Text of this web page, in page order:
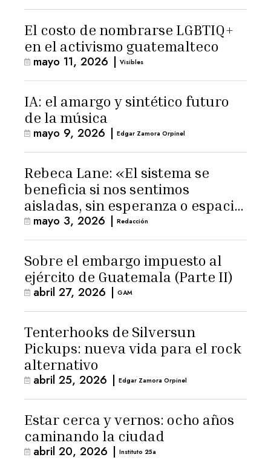
El costo de nombrarse LGBTIQ+
en el activismo guatemalteco
mayo 11, 2026 | Visibles
IA: el amargo y sintético futuro
de la música
mayo 9, 2026 | Edgar Zamora Orpinel
Rebeca Lane: «El sistema se
beneficia si nos sentimos
aisladas, sin esperanza o espacio
para la ternura»
mayo 3, 2026 | Redacción
Sobre el embargo impuesto al
ejército de Guatemala (Parte II)
abril 27, 2026 | GAM
Tenterhooks de Silversun
Pickups: nueva vida para el rock
alternativo
abril 25, 2026 | Edgar Zamora Orpinel
Estar cerca y vernos: ocho años
caminando la ciudad
abril 20, 2026 | Instituto 25a